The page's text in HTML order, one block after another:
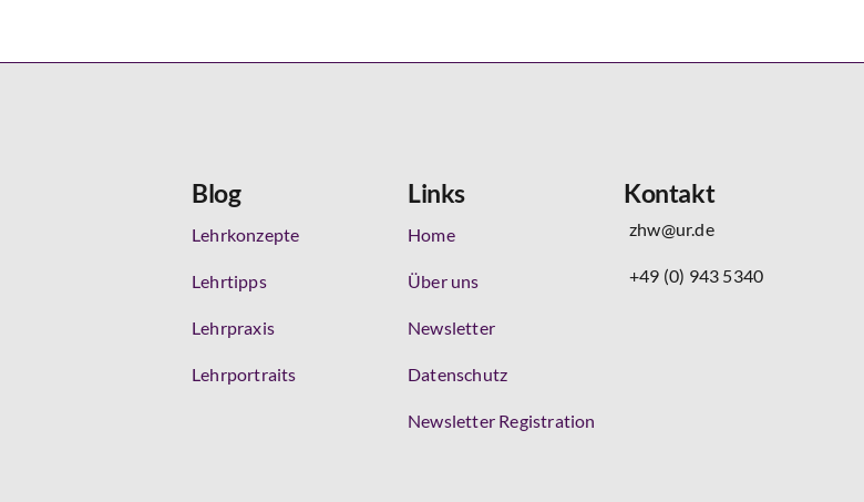
Blog
Lehrkonzepte
Lehrtipps
Lehrpraxis
Lehrportraits
Links
Home
Über uns
Newsletter
Datenschutz
Newsletter Registration
Kontakt
zhw@ur.de
+49 (0) 943 5340